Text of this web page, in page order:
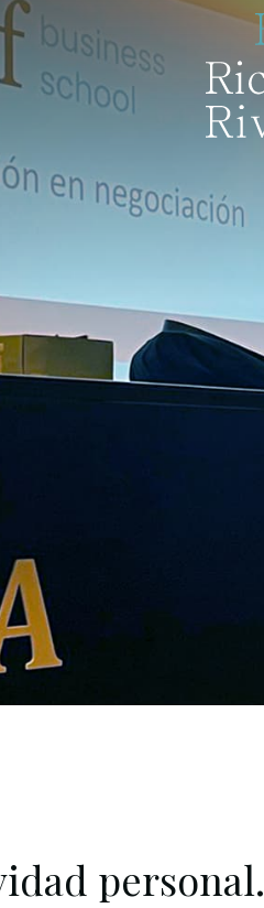
personal.